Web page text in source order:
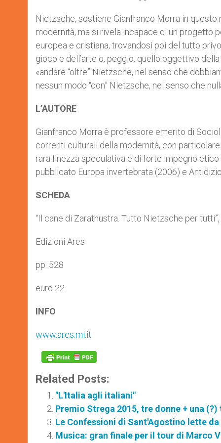
Nietzsche, sostiene Gianfranco Morra in
modernità, ma si rivela incapace di un progetto
europea e cristiana, trovandosi poi del tutto
gioco e dell’arte o, peggio, quello oggettivo
«andare “oltre” Nietzsche, nel senso che
nessun modo “con” Nietzsche, nel senso che
L’AUTORE
Gianfranco Morra è professore emerito di
correnti culturali della modernità, con
rara finezza speculativa e di forte impegno
pubblicato Europa invertebrata (2006) e
SCHEDA
“Il cane di Zarathustra. Tutto Nietzsche per
Edizioni Ares
pp. 528
euro 22
INFO
www.ares.mi.it
Related Posts:
"L'Italia agli italiani"
Premio Strega 2015, tre donne + una
Le Confessioni di Sant'Agostino lette
Musica: gran finale per il tour di Marco